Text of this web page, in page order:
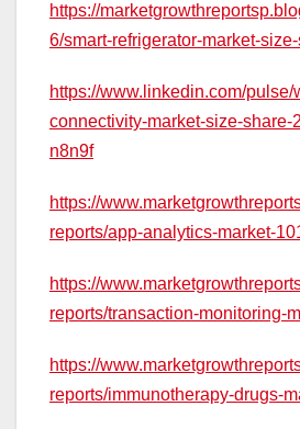
https://
6/smart-refrigerator-market-size-
https://www.linkedin.com/pulse/
connectivity-market-size-share-
n8n9f
https://
reports/app-analytics-market-
https://
reports/transaction-monitoring-
https://
reports/immunotherapy-drugs-